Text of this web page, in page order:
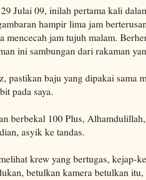
Julai 09, inilah pertama kali
hampir lima jam
mencecah jam tujuh malam.
ini sambungan dari rakaman
pastikan baju yang dipakai sama
pada saya.
berbekal 100 Plus,
asyik ke tandas.
krew yang bertugas, kejap-
betulkan kamera betulkan